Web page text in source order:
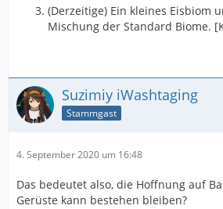
(Derzeitige) Ein kleines Eisbiom
Mischung der Standard Biome.
Suzimiy iWashtaging
Stammgast
4. September 2020 um 16:48
Das bedeutet also, die Hoffnung auf
Gerüste kann bestehen bleiben?